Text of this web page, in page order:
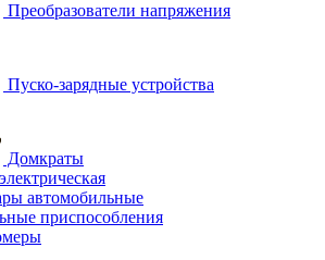
Преобразователи напряжения
Пуско-зарядные устройства
Домкраты
автомобильные
приспособления